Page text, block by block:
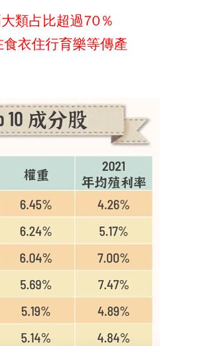
類占比超過70％
衣住行育樂等傳產